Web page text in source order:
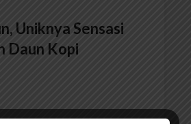
Uniknya Sensasi
Daun Kopi